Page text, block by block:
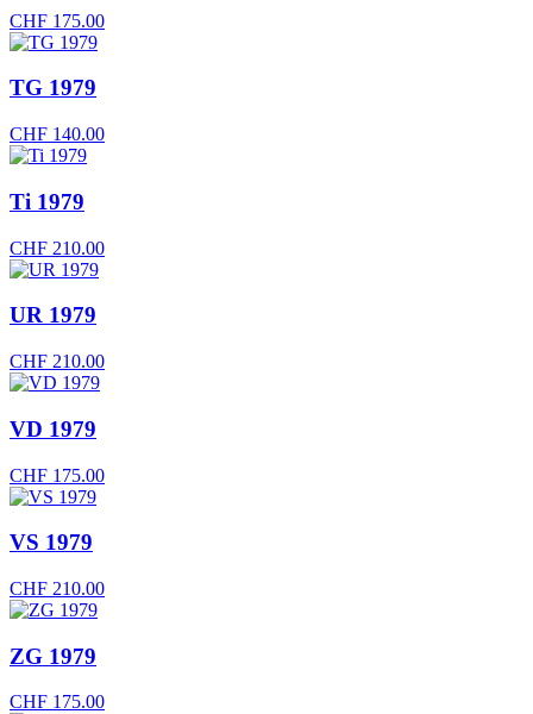
CHF 175.00
TG 1979
CHF 140.00
Ti 1979
CHF 210.00
UR 1979
CHF 210.00
VD 1979
CHF 175.00
VS 1979
CHF 210.00
ZG 1979
CHF 175.00